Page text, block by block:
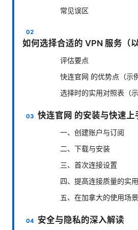
常见误区
如何选择合适的 VPN 服务（
评估要点
快连官网 的优势点（示
选择时的实用对照表（示
快连官网 的安装与快速上
一、创建账户与订阅
二、下载与安装
三、首次连接设置
四、提高连接质量的实
五、在加拿大的使用场景
安全与隐私的深入解读